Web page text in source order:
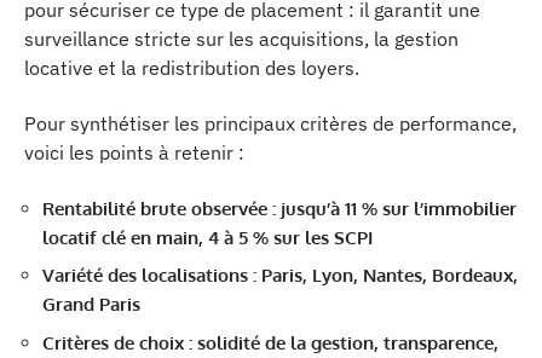
pour sécuriser ce type de placement : il garantit une
surveillance stricte sur les acquisitions, la gestion
locative et la redistribution des loyers.
Pour synthétiser les principaux critères de performance,
voici les points à retenir :
Rentabilité brute observée : jusqu’à 11 % sur l’immobilier
locatif clé en main, 4 à 5 % sur les SCPI
Variété des localisations : Paris, Lyon, Nantes, Bordeaux,
Grand Paris
Critères de choix : solidité de la gestion, transparence,